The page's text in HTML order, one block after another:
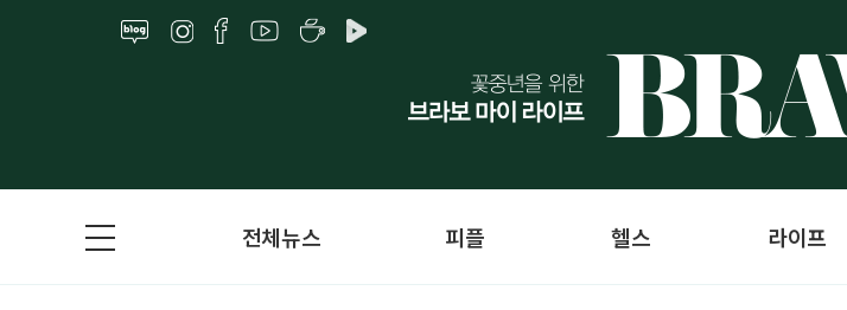
전체뉴스 피플 헬스 라이프